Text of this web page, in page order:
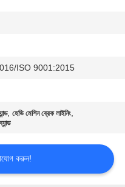
ISO 9001:2015
,হেভি মেশিন ব্রেক লাইনিং,
করুন!